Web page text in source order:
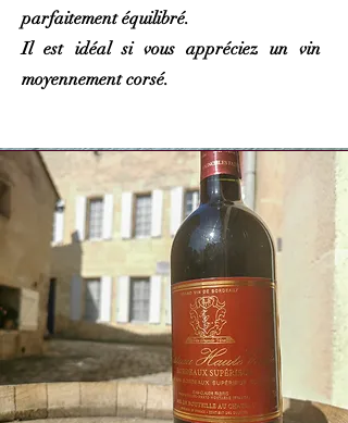
parfaitement équilibré.
Il est idéal si vous appréciez un vin
moyennement corsé.